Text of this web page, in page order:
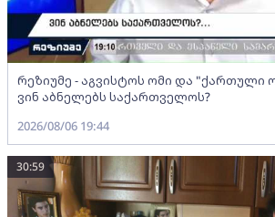
რეზიუმე - აგვისტოს ომი და "ქართული
ვინ აბნელებს საქართველოს?
2026/08/06 19:44
30:59